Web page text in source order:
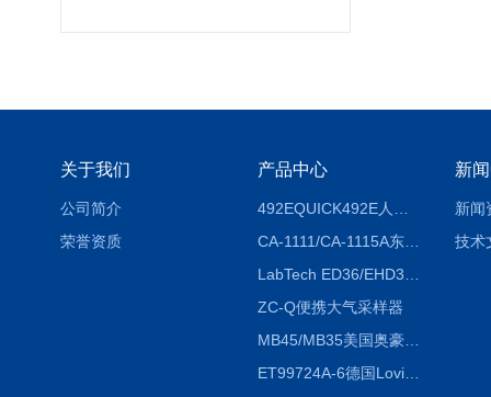
关于我们
公司简介
荣誉资质
产品中心
CA-1111/CA-1115A东京理化EYELA CA-1111/CA-1115A冷却水循环装置
ZC-Q便携大气采样器
MB45/MB35美国奥豪斯OHAUS MB45/MB35卤素红外水分测定仪
ET99724A-6德国Lovibond ET99724A-6微电脑BOD测定仪
新
新闻
技术